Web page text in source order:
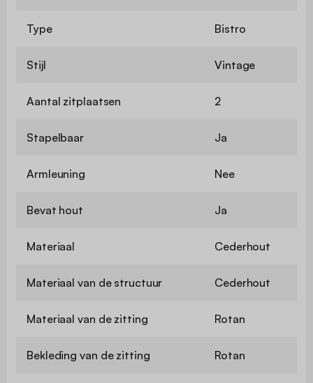
Type Bistro
Stijl Vintage
Aantal zitplaatsen 2
Stapelbaar Ja
Armleuning Nee
Bevat hout Ja
Materiaal Cederhout
Materiaal van de structuur Cederhout
Materiaal van de zitting Rotan
Bekleding van de zitting Rotan